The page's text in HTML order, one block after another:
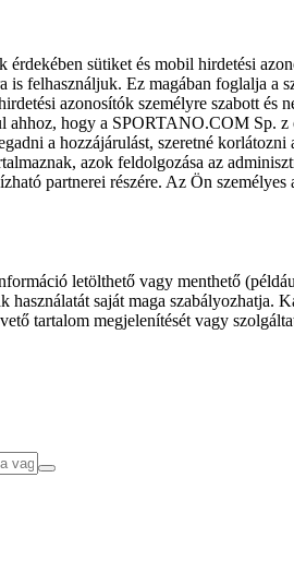
sütiket és mobil hirdetési
is felhasználjuk. Ez magában foglalja
azonosítók személyre szabott
hogy a SPORTANO.COM Sp. z
a hozzájárulást, szeretné
azok feldolgozása az
partnerei részére. Az Ön
letölthető vagy menthető
saját maga szabályozhatja.
tartalom megjelenítését vagy